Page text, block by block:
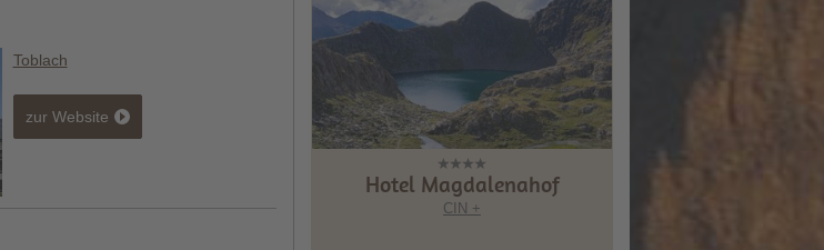
Toblach
zur Website
Hotel Magdalenahof
CIN +